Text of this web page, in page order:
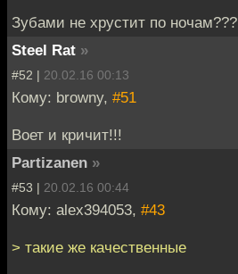
Зубами не хрустит по ночам???
Steel Rat »
#52 | 20.02.16 00:13
Кому: browny, #51
Воет и кричит!!!
Partizanen »
#53 | 20.02.16 00:44
Кому: alex394053, #43
> такие же качественные